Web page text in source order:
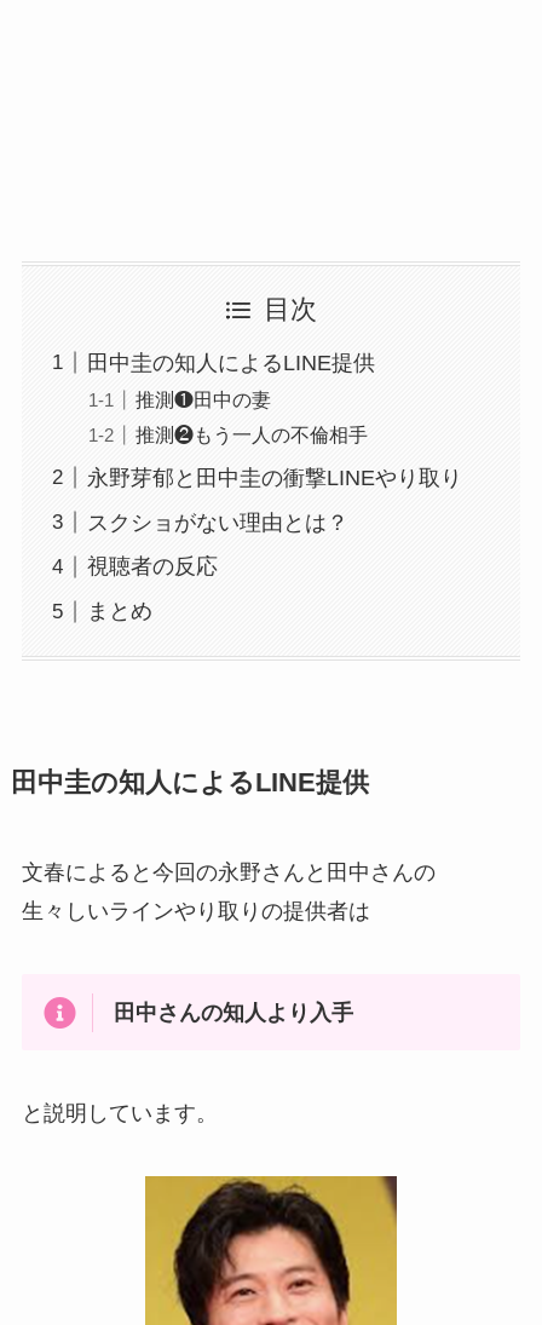
目次
田中圭の知人によるLINE提供
推測❶田中の妻
推測❷もう一人の不倫相手
永野芽郁と田中圭の衝撃LINEやり取り
スクショがない理由とは？
視聴者の反応
まとめ
田中圭の知人によるLINE提供
文春によると今回の永野さんと田中さんの
生々しいラインやり取りの提供者は
田中さんの知人より入手
と説明しています。